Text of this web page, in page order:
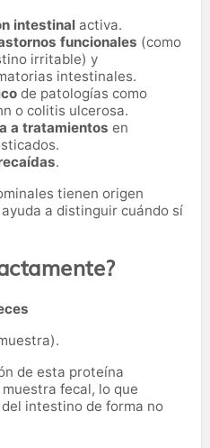
intestinal activa.
funcionales (como
irritable) y
intestinales.
de patologías como
o colitis ulcerosa.
a tratamientos en
.
tienen origen
a distinguir cuándo sí
de esta proteína
fecal, lo que
intestino de forma no